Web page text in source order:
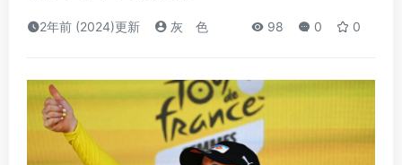
2年前 (2024)更新 灰ゝ色 98 0 0